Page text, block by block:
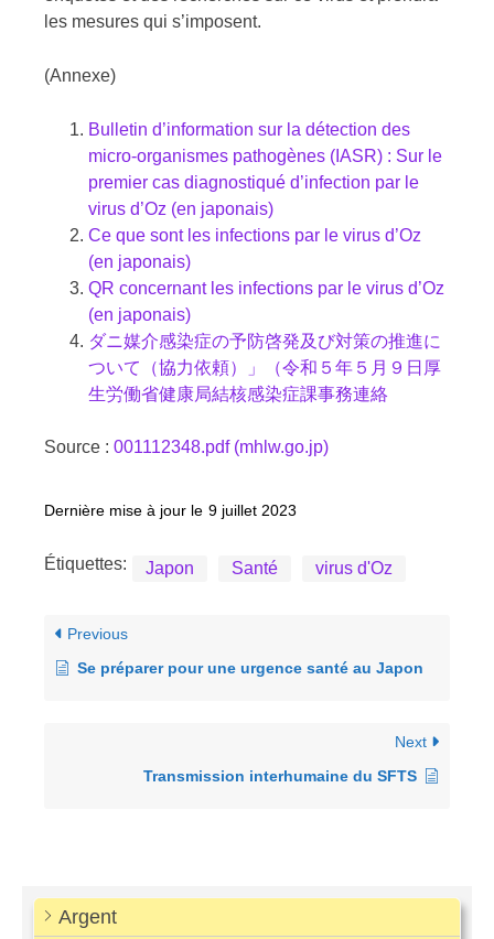
Argent
les mesures qui s’imposent.
(Annexe)
Bulletin d’information sur la détection des
micro-organismes pathogènes (IASR) : Sur le
premier cas diagnostiqué d’infection par le
virus d’Oz (en japonais)
Ce que sont les infections par le virus d’Oz
(en japonais)
QR concernant les infections par le virus d’Oz
(en japonais)
ダニ媒介感染症の予防啓発及び対策の推進に
ついて（協力依頼）」（令和５年５月９日厚
生労働省健康局結核感染症課事務連絡
Source : 001112348.pdf (mhlw.go.jp)
Dernière mise à jour le 9 juillet 2023
Étiquettes: Japon Santé virus d'Oz
Previous
Se préparer pour une urgence santé au Japon
Next
Transmission interhumaine du SFTS